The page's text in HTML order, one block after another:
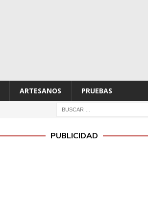
ARTESANOS PRUEBAS
PUBLICIDAD